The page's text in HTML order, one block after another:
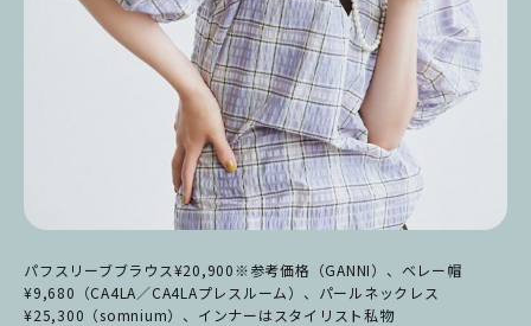
パフスリーブブラウス¥20,900※参考価格（GANNI）、ベレー帽
¥9,680（CA4LA／CA4LAプレスルーム）、パールネックレス
¥25,300（somnium）、インナーはスタイリスト私物